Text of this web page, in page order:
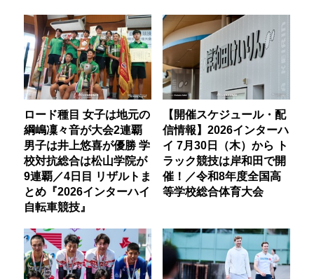
ロード種目 女子は地元の
綱嶋凜々音が大会2連覇
男子は井上悠喜が優勝 学
校対抗総合は松山学院が
9連覇／4日目 リザルトま
とめ『2026インターハイ
自転車競技』
【開催スケジュール・配
信情報】2026インターハ
イ 7月30日（木）から ト
ラック競技は岸和田で開
催！／令和8年度全国高
等学校総合体育大会